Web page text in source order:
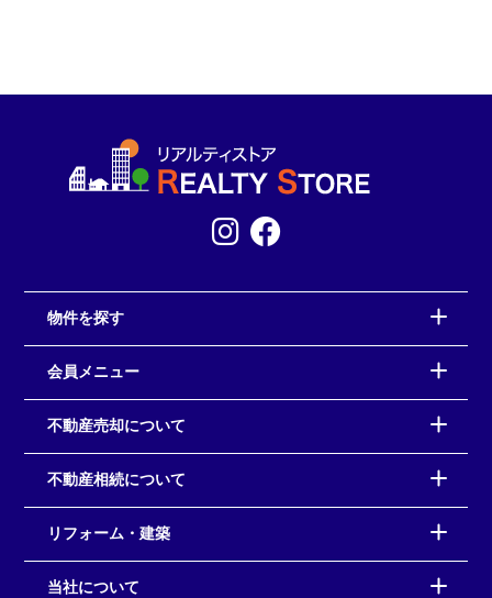
物件を探す
会員メニュー
不動産売却について
不動産相続について
リフォーム・建築
当社について